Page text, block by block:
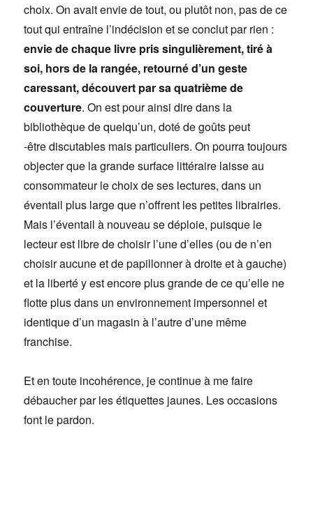
choix. On avait envie de tout, ou plutôt non, pas de ce
tout qui entraîne l’indécision et se conclut par rien :
envie de chaque livre pris singulièrement, tiré à
soi, hors de la rangée, retourné d’un geste
caressant, découvert par sa quatrième de
couverture. On est pour ainsi dire dans la
bibliothèque de quelqu’un, doté de goûts peut
-être discutables mais particuliers. On pourra toujours
objecter que la grande surface littéraire laisse au
consommateur le choix de ses lectures, dans un
éventail plus large que n’offrent les petites librairies.
Mais l’éventail à nouveau se déploie, puisque le
lecteur est libre de choisir l’une d’elles (ou de n’en
choisir aucune et de papillonner à droite et à gauche)
et la liberté y est encore plus grande de ce qu’elle ne
flotte plus dans un environnement impersonnel et
identique d’un magasin à l’autre d’une même
franchise.
Et en toute incohérence, je continue à me faire
débaucher par les étiquettes jaunes. Les occasions
font le pardon.